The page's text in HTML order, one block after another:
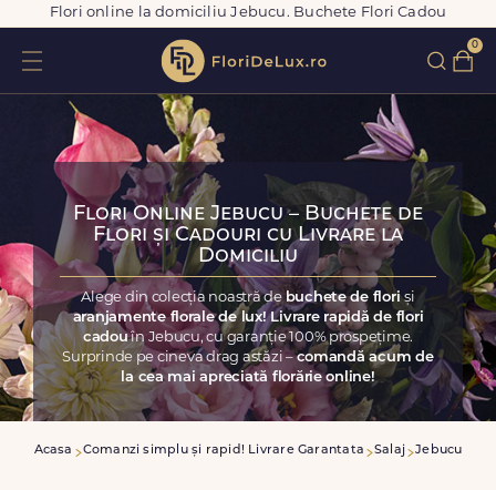
Flori online la domiciliu Jebucu. Buchete Flori Cadou
0
Flori Online Jebucu – Buchete de
Flori și Cadouri cu Livrare la
Domiciliu
Alege din colecția noastră de buchete de floriși
aranjamente florale de lux! Livrare rapidă de flori
cadouîn Jebucu, cu garanție 100% prospețime.
Surprinde pe cineva drag astăzi –comandă acum de
la cea mai apreciată florărie online!
Acasa Comanzi simplu și rapid! Livrare Garantata Salaj Jebucu